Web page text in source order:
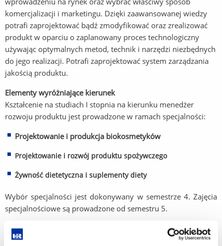
komercjalizacji i marketingu. Dzięki zaawansowanej wiedzy
potrafi zaprojektować bądź zmodyfikować oraz zrealizować
produkt w oparciu o zaplanowany proces technologiczny
używając optymalnych metod, technik i narzędzi niezbędnych
do jego realizacji. Potrafi zaprojektować system zarządzania
jakością produktu.
Elementy wyróżniające kierunek
Kształcenie na studiach I stopnia na kierunku menedżer
rozwoju produktu jest prowadzone w ramach specjalności:
Projektowanie i produkcja biokosmetyków
Projektowanie i rozwój produktu spożywczego
Żywność dietetyczna i suplementy diety
Wybór specjalności jest dokonywany w semestrze 4. Zajęcia
specjalnościowe są prowadzone od semestru 5.
Informacja o możliwościach zawodowych po ukończeniu
studiów: